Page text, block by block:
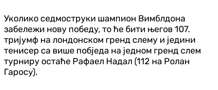
Уколико седмоструки шампион Вимблдона
забележи нову победу, то ће бити његов 107.
тријумф на лондонском гренд слему и једини
тенисер са више побједа на једном гренд слем
турниру остаће Рафаел Надал (112 на Ролан
Гаросу).